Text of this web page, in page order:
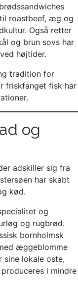
roastbeef, æg og
Også retter
og brun sovs har
højtider.
tradition for
friskfanget fisk har
og
adskiller sig fra
har skabt
kød.
og
og rugbrød.
bornholmsk
æggeblomme
sine lokale oste,
i mindre